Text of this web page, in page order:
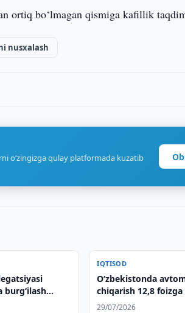
ortiq bo‘lmagan qismiga kafillik
nusxalash
o‘zingizga qulay platformada kuzatib
burg‘ilash
jarayonini
IQTISOD
O‘zbekistonda
chiqarish 12,8
29/07/2026